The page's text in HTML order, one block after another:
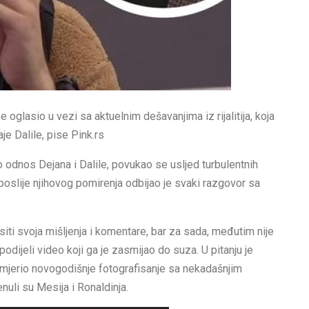
oglasio u vezi sa aktuelnim dešavanjima iz rijalitija, koja
Dalile, pise Pink.rs
Dejana i Dalile, povukao se usljed turbulentnih
njihovog pomirenja odbijao je svaki razgovor sa
svoja mišljenja i komentare, bar za sada, međutim nije
video koji ga je zasmijao do suza. U pitanju je
novogodišnje fotografisanje sa nekadašnjim
su Mesija i Ronaldinja.